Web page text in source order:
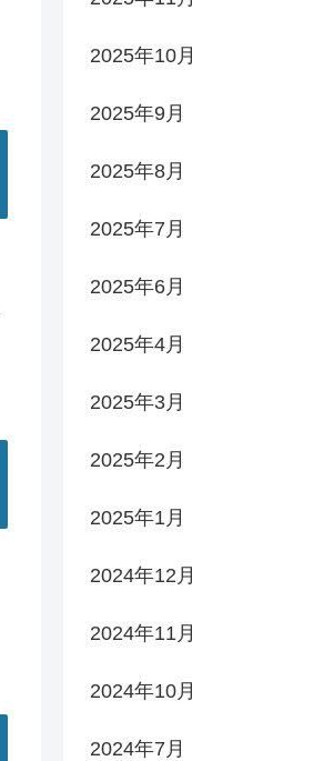
2025年10月
2025年9月
2025年8月
2025年7月
2025年6月
2025年4月
2025年3月
2025年2月
2025年1月
2024年12月
2024年11月
2024年10月
2024年7月